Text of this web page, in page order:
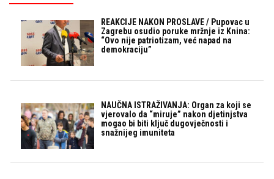
REAKCIJE NAKON PROSLAVE / Pupovac u
Zagrebu osudio poruke mržnje iz Knina:
“Ovo nije patriotizam, već napad na
demokraciju”
NAUČNA ISTRAŽIVANJA: Organ za koji se
vjerovalo da “miruje” nakon djetinjstva
mogao bi biti ključ dugovječnosti i
snažnijeg imuniteta